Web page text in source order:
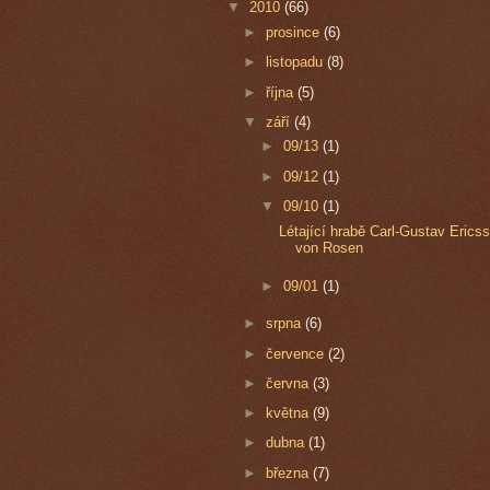
▼ 2010 (66)
►prosince(6)
►
listopadu(8)
►října(5)
▼září(4)
► 09/13 (1)
► 09/12 (1)
▼ 09/10 (1)
Létající hrabě Carl-Gustav
von Rosen
► 09/01 (1)
►srpna(6)
►července(2)
►června(3)
►
května(9)
►dubna(1)
►března(7)